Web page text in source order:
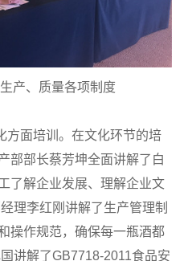
产、质量各项制度
方面培训。在文化环节的培
部部长蔡芳坤全面讲解了白
了解企业发展、理解企业文
理李红刚讲解了生产管理制
操作规范，确保每一瓶酒都
讲解了GB7718-2011食品安